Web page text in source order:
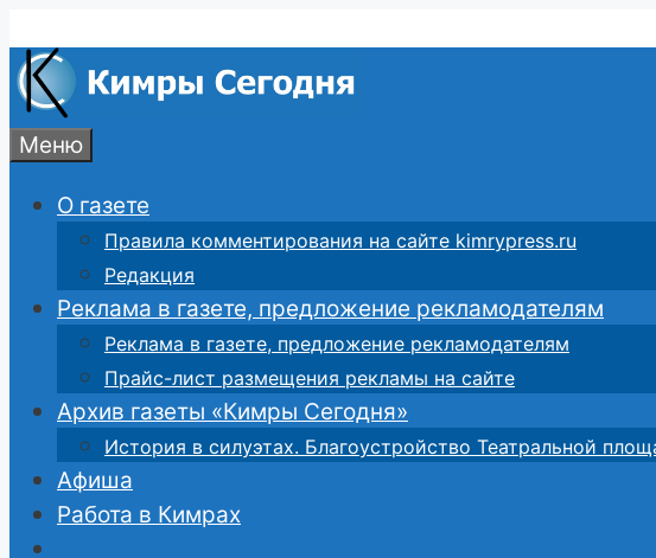
к
содержимому
Меню
О газете
Правила комментирования на сайте kimrypress.ru
Редакция
Реклама в газете, предложение рекламодателям
Реклама в газете, предложение рекламодателям
Прайс-лист размещения рекламы на сайте
Архив газеты «Кимры Сегодня»
История в силуэтах. Благоустройство Театральной
Афиша
Работа в Кимрах